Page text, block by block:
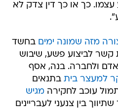
עצמו. כך או כך דין צדק לא
מזה שמונה ימים בחשד
קשר לביצוע פשע, שיבוש
ולחברה. בנה, אסף
למעצר בית בתנאים
מגיש
בין צנעני לעבריינים